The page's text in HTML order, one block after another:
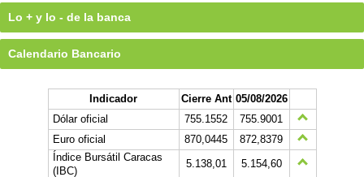
Lo + y lo - de la banca
Calendario Bancario
Indicador Cierre Ant 05/08/2026
Dólar oficial
755.1552
755.9001
Euro oficial
870,0445
872,8379
Índice Bursátil Caracas
(IBC)
5.138,01
5.154,60